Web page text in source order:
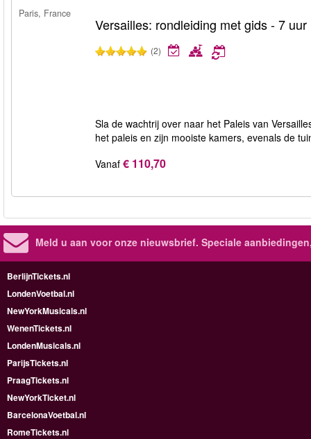
Paris, France
Versailles: rondleiding met gids - 7 uur
(2)
Sla de wachtrij over naar het Paleis van
het paleis en zijn mooiste kamers, evenals de
Vanaf € 110,70
Meld u aan voor onze nieuwsbrief. Speciale
BerlijnTickets.nl
LondenVoetbal.nl
NewYorkMusicals.nl
WenenTickets.nl
LondenMusicals.nl
ParijsTickets.nl
PraagTickets.nl
NewYorkTicket.nl
BarcelonaVoetbal.nl
RomeTickets.nl